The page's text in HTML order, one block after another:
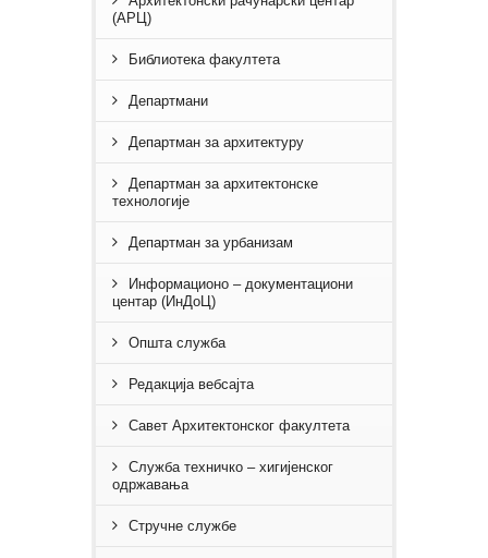
(АРЦ)
Библиотека факултета
Департмани
Департман за архитектуру
Департман за архитектонске
технологије
Департман за урбанизам
Информационо – документациони
центар (ИнДоЦ)
Општа служба
Редакција вебсајта
Савет Архитектонског факултета
Служба техничко – хигијенског
одржавања
Стручне службe